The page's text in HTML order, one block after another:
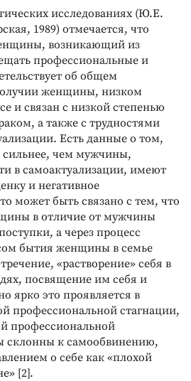
исследованиях (Ю.Е.
1989) отмечается, что
возникающий из
профессиональные и
об общем
женщины, низком
и связан с низкой степенью
а также с трудностями
Есть данные о том,
чем мужчины,
в самоактуализации, имеют
и негативное
может быть связано с тем, что
в отличие от мужчины
а через процесс
бытия женщины в семье
«растворение» себя в
посвящение им себя и
ярко это проявляется в
профессиональной стагнации,
профессиональной
склонны к самообвинению,
о себе как «плохой
[2].